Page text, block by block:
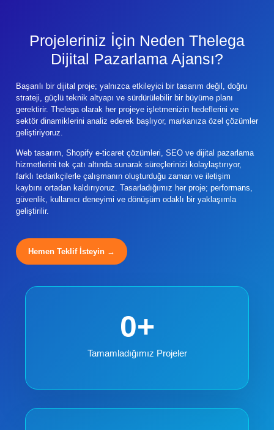
Projeleriniz İçin Neden Thelega
Dijital Pazarlama Ajansı?
Başarılı bir dijital proje; yalnızca etkileyici bir tasarım değil, doğru
strateji, güçlü teknik altyapı ve sürdürülebilir bir büyüme planı
gerektirir. Thelega olarak her projeye işletmenizin hedeflerini ve
sektör dinamiklerini analiz ederek başlıyor, markanıza özel çözümler
geliştiriyoruz.
Web tasarım, Shopify e-ticaret çözümleri, SEO ve dijital pazarlama
hizmetlerini tek çatı altında sunarak süreçlerinizi kolaylaştırıyor,
farklı tedarikçilerle çalışmanın oluşturduğu zaman ve iletişim
kaybını ortadan kaldırıyoruz. Tasarladığımız her proje; performans,
güvenlik, kullanıcı deneyimi ve dönüşüm odaklı bir yaklaşımla
geliştirilir.
Hemen Teklif İsteyin →
Tamamladığımız Projeler
0+